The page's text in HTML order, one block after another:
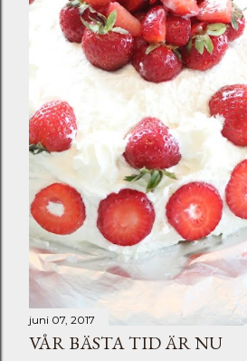
juni 07, 2017
VÅR BÄSTA TID ÄR NU